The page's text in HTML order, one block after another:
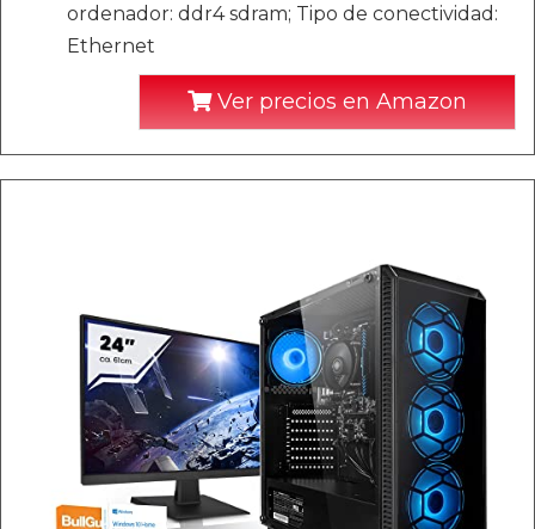
ordenador: ddr4 sdram; Tipo de conectividad:
Ethernet
Ver precios en Amazon